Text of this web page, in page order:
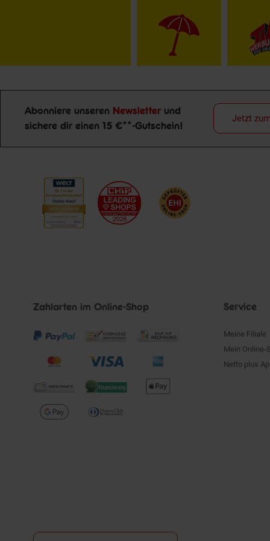
Newsletter Anmeldung
Abonniere unseren Newsletter und
sichere dir einen 15 €**-Gutschein!
Jetzt
Mein Online-
Netto plus